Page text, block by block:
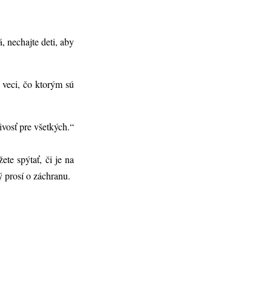
nechajte deti, aby
čo ktorým sú
pre všetkých.“
spýtať, či je na
prosí o záchranu.